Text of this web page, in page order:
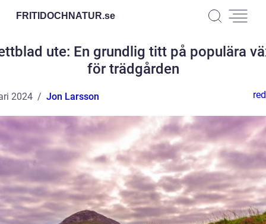
FRITIDOCHNATUR.se
ute: En grundlig titt på populära
för trädgården
2024 Jon Larsson